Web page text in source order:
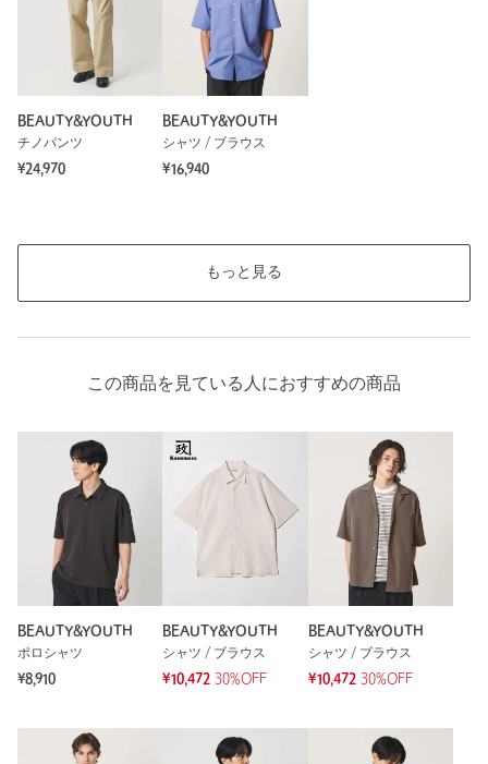
BEAUTY&YOUTH
チノパンツ
¥24,970
BEAUTY&YOUTH
シャツ / ブラウス
¥16,940
もっと見る
この商品を見ている人におすすめの商品
BEAUTY&YOUTH
ポロシャツ
¥8,910
BEAUTY&YOUTH
シャツ / ブラウス
¥10,472 30%OFF
BEAUTY&YOUTH
シャツ / ブラウス
¥10,472 30%OFF